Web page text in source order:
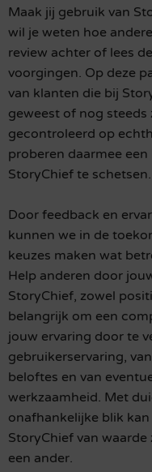
Maak jij gebruik van
wil je weten hoe
review achter of lees
voorgingen. Op deze
van klanten die bij
geweest of nog
gecontroleerd op
proberen daarmee
StoryChief te schetsen.
Door feedback en
kunnen we in de
keuzes maken wat
Help anderen door
StoryChief, zowel
belangrijk om een
jouw ervaring door te
gebruikerservaring,
beloftes en van
werkzaamheid. Met
onafhankelijke blik
StoryChief van
een ander.